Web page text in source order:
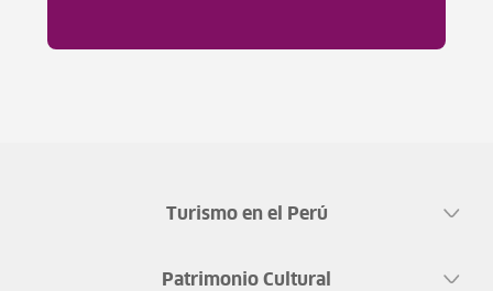
Turismo en el Perú
Patrimonio Cultural